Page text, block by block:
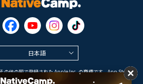
日本語
の他の国で登録された Apple Inc. の商標です。App Store は
Inc. のサービスマークです。